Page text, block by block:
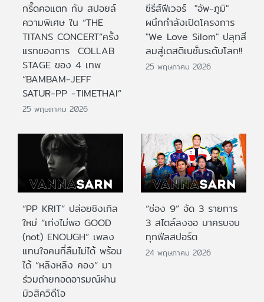
กรี๊ดคอแตก กับ สปอยล์
ความพิเศษ ใน “THE
TITANS CONCERT”ครั้ง
แรกของการ COLLAB
STAGE ของ 4 เทพ
“BAMBAM-JEFF
SATUR-PP -TIMETHAI”
25 พฤษภาคม 2026
ซีรีส์ฟีเวอร์ "อัพ-ภูมิ"
ผนึกกำลังเปิดโครงการ
"We Love Silom" ปลุกสี
ลมสู่เดสติเนชั่นระดับโลก!!
25 พฤษภาคม 2026
“PP KRIT” ปล่อยซิงเกิล
ใหม่ “เก่งไม่พอ GOOD
(not) ENOUGH” เพลง
แทนใจคนที่ลืมไม่ได้ พร้อม
ได้ “หลิงหลิง คอง” มา
ร่วมถ่ายทอดอารมณ์ผ่าน
มิวสิควิดีโอ
“ช่อง 9” จัด 3 รายการ
3 สไตล์ลงจอ มาครบจบ
ทุกฟีลสปอร์ต
24 พฤษภาคม 2026